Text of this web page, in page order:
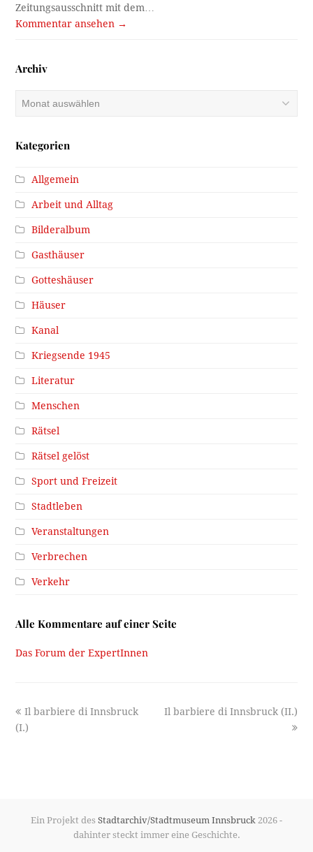
Zeitungsausschnitt mit dem…
Kommentar ansehen →
Archiv
Archiv
Kategorien
Allgemein
Arbeit und Alltag
Bilderalbum
Gasthäuser
Gotteshäuser
Häuser
Kanal
Kriegsende 1945
Literatur
Menschen
Rätsel
Rätsel gelöst
Sport und Freizeit
Stadtleben
Veranstaltungen
Verbrechen
Verkehr
Alle Kommentare auf einer Seite
Das Forum der ExpertInnen
previous
post:
Il barbiere di Innsbruck
(I.)
next
Il barbiere di Innsbruck (II.)
Ein Projekt des Stadtarchiv/Stadtmuseum Innsbruck 2026 -
dahinter steckt immer eine Geschichte.